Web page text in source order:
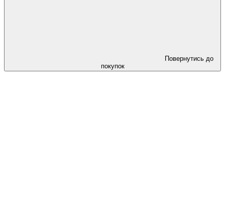
Повернутись до
покупок